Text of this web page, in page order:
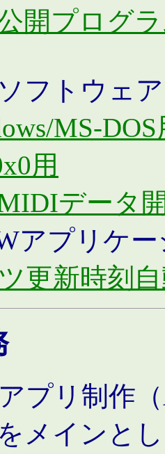
開プログ
フトウェア
MS-DOS
用
データ
アプリケ
更新時刻
プリ制作
メインと